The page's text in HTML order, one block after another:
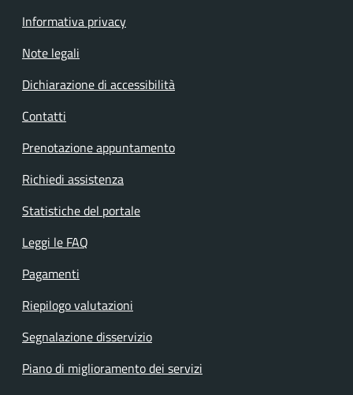
Informativa privacy
Note legali
Dichiarazione di accessibilità
Contatti
Prenotazione appuntamento
Richiedi assistenza
Statistiche del portale
Leggi le FAQ
Pagamenti
Riepilogo valutazioni
Segnalazione disservizio
Piano di miglioramento dei servizi